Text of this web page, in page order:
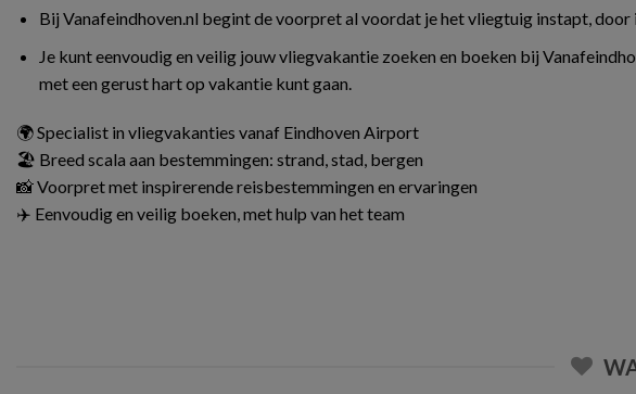
Bij Vanafeindhoven.nl begint de voorpret al voordat je het vliegtuig instapt,
Je kunt eenvoudig en veilig jouw vliegvakantie zoeken en boeken bij
met een gerust hart op vakantie kunt gaan.
🌍 Specialist in vliegvakanties vanaf Eindhoven Airport
🏖️ Breed scala aan bestemmingen: strand, stad, bergen
📸 Voorpret met inspirerende reisbestemmingen en ervaringen
✈️ Eenvoudig en veilig boeken, met hulp van het team